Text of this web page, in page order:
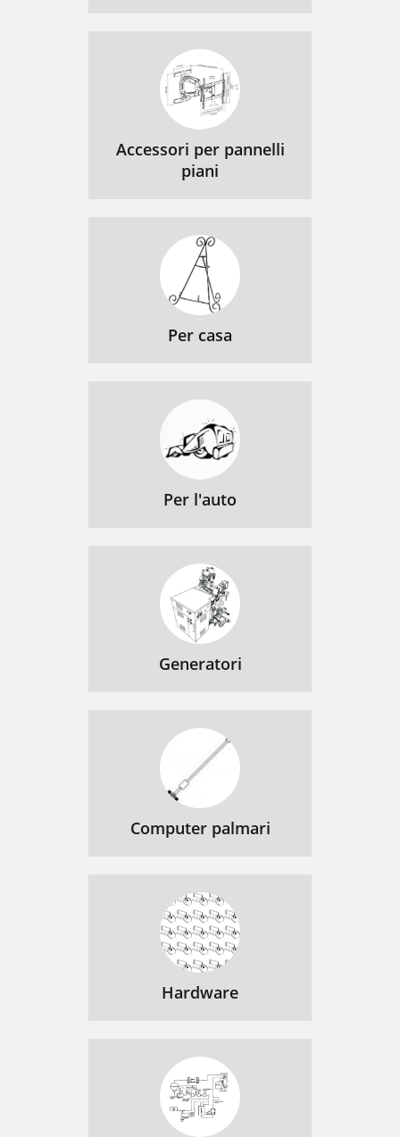
Accessori per pannelli
piani
Per casa
Per l'auto
Generatori
Computer palmari
Hardware